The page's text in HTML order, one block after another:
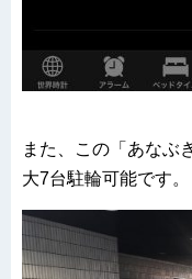
また、この「あなぶ
大7台駐輪可能です。